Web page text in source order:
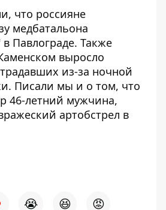
что россияне
медбатальона
Павлограде. Также
выросло
из-за ночной
. Писали мы и о том, что
46-летний мужчина,
артобстрел в
😭 😆 😡